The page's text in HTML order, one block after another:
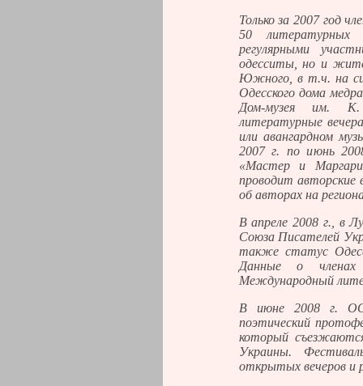
Только за 2007 год
50 литературных
регулярными
одесситы, но и
Южного, в т.ч. на
Одесского дома
Дом-музея им.
литературные
или авангардном
2007 г. по июнь
«Мастер и
проводит авторские
об авторах на
В апреле 2008 г., в
Союза Писателей
также статус
Данные о
Международный
В июне 2008 г.
поэтический
который
Украины.
открытых вечеров и